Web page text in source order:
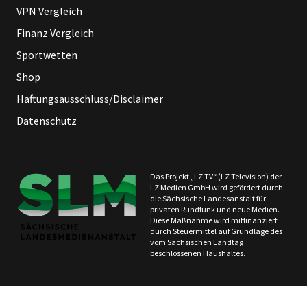
VPN Vergleich
Finanz Vergleich
Sportwetten
Shop
Haftungsausschluss/Disclaimer
Datenschutz
Das Projekt „LZ TV“ (LZ Television) der
LZ Medien GmbH wird gefördert durch
die Sächsische Landesanstalt für
privaten Rundfunk und neue Medien.
Diese Maßnahme wird mitfinanziert
durch Steuermittel auf Grundlage des
vom Sächsischen Landtag
beschlossenen Haushaltes.